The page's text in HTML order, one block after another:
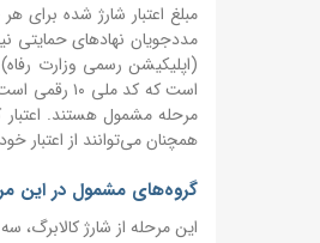
مبلغ اعتبار شارژ شده برای
مددجویان نهادهای حمایتی
مرحله مشمول هستند. اعتبار
همچنان می‌توانند از اعتبار
گروه‌های مشمول در این
این مرحله از شارژ